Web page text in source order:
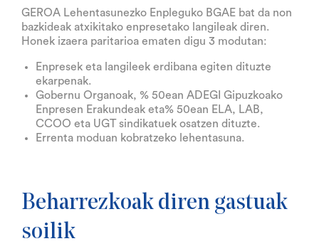
GEROA Lehentasunezko Enpleguko BGAE bat da non
bazkideak atxikitako enpresetako langileak diren.
Honek izaera paritarioa ematen digu 3 modutan:
Enpresek eta langileek erdibana egiten dituzte
ekarpenak.
Gobernu Organoak, % 50ean ADEGI Gipuzkoako
Enpresen Erakundeak eta% 50ean ELA, LAB,
CCOO eta UGT sindikatuek osatzen dituzte.
Errenta moduan kobratzeko lehentasuna.
Beharrezkoak diren gastuak
soilik